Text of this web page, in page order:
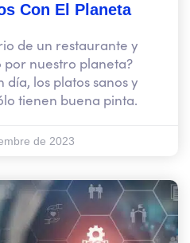
Con El Planeta
de un restaurante y
nuestro planeta?
día, los platos sanos y
tienen buena pinta.
de 2023